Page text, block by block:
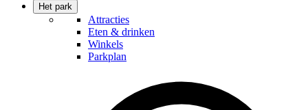
Het park
Attracties
Eten & drinken
Winkels
Parkplan